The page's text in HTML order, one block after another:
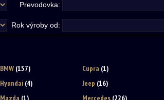
Prevodovka:
Rok výroby od:
BMW (157) Cupra (1)
Hyundai (4) Jeep (16)
Mazda (1) Mercedes (226)